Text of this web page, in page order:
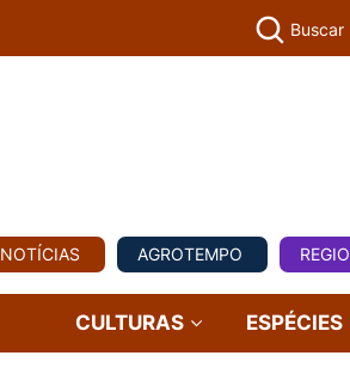
COMERCIAL AGROVIAGENS
Buscar
NOTÍCIAS AGROTEMPO
CULTURAS ESPÉCIES